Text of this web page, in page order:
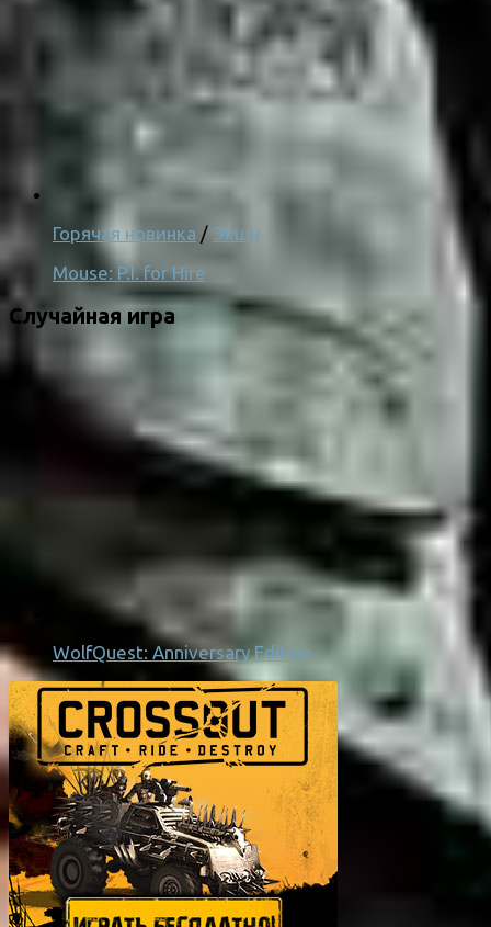
Горячая новинка / Экшн
Mouse: P.I. for Hire
Случайная игра
WolfQuest: Anniversary Edition